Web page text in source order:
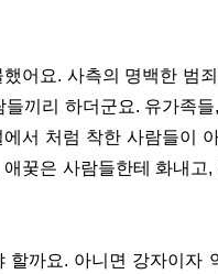
어요. 사측의 명백한 범
끼리 하더군요. 유가족
서 처럼 착한 사람들이
꿎은 사람들한테 화내
까요. 아니면 강자이자